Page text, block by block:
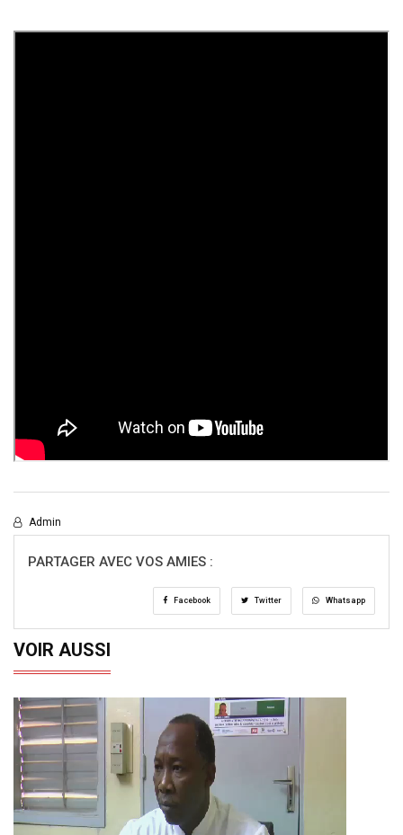
Admin
PARTAGER AVEC VOS AMIES :
Facebook Twitter Whatsapp
VOIR AUSSI